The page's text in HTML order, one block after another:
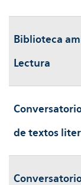
Biblioteca
Lectura
de textos